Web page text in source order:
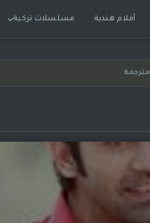
أفلام هندية مسلسلات تركية